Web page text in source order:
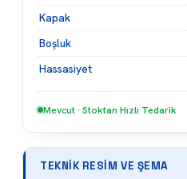
Kapak
Boşluk
Hassasiyet
Mevcut · Stoktan Hızlı Tedarik
TEKNIK RESIM VE ŞEMA